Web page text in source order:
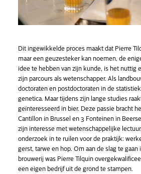
Dit ingewikkelde proces maakt dat Pierre
maar een geuzesteker kan noemen, de
idee te hebben van zijn kunde, is het nuttig
zijn parcours als wetenschapper. Als
doctoraten en postdoctoraten in de
genetica. Maar tijdens zijn lange studies
geïnteresseerd in bier. Deze passie bracht
Cantillon in Brussel en 3 Fonteinen in
zijn interesse met wetenschappelijke
onderzoek in te ruilen voor de praktijk:
gerst, tarwe en hop. Om aan de slag te gaan
brouwerij was Pierre Tilquin
een eigen bedrijf uit de grond te stampen.